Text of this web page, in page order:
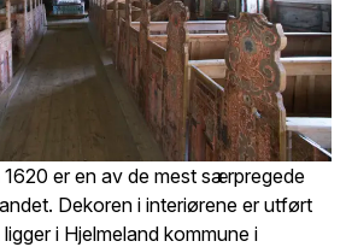
er en av de mest særpregede
Dekoren i interiørene er utført
i Hjelmeland kommune i